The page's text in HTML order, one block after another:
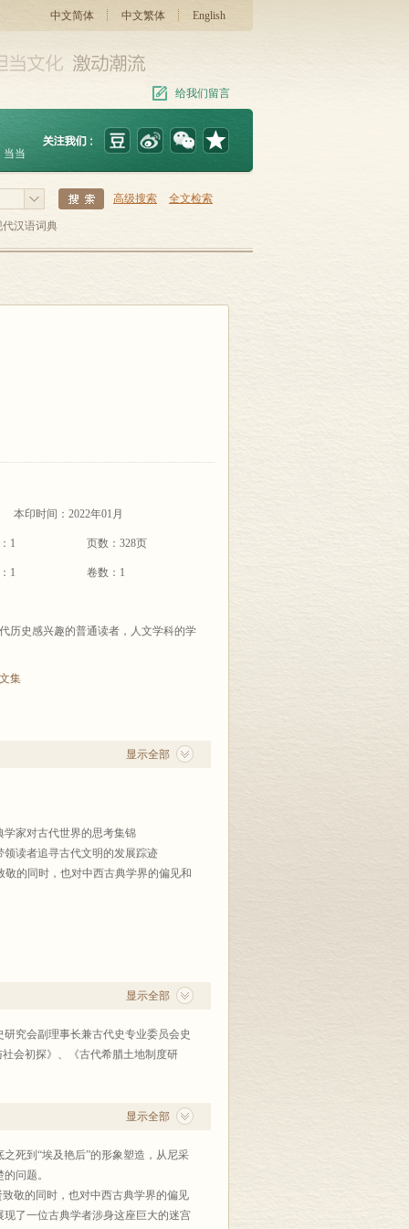
中文简体 中文繁体 English
给我们留言
当当
高级搜索 全文检索
代汉语词典
本印时间：2022年01月
1 页数：328页
1 卷数：1
历史感兴趣的普通读者，人文学科的学
文集
显示全部
家对古代世界的思考集锦
读者追寻古代文明的发展踪迹
的同时，也对中西古典学界的偏见和
显示全部
究会副理事长兼古代史专业委员会史
会初探》、《古代希腊土地制度研
显示全部
死到“埃及艳后”的形象塑造，从尼采
问题。
敬的同时，也对中西古典学界的偏见
了一位古典学者涉身这座巨大的迷宫